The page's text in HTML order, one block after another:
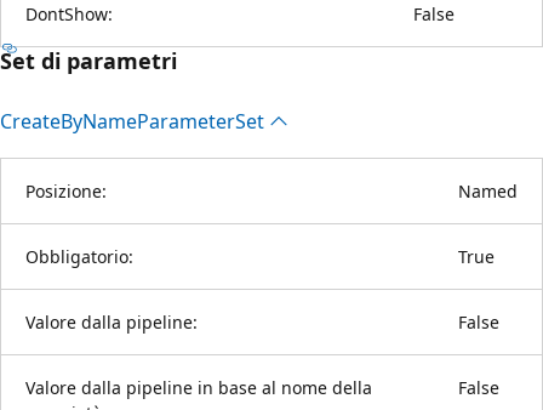
DontShow: False
Set di parametri
CreateByNameParameterSet
Posizione: Named
Obbligatorio: True
Valore dalla pipeline: False
Valore dalla pipeline in base al nome della
False